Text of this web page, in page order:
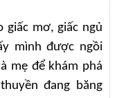
giấc mơ, giấc ngủ
mình được ngồi
mẹ để khám phá
đang băng